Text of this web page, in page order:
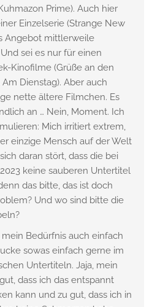
Prime). Auch hier
Einzelserie (Strange New
Angebot mittlerweile
sei es nur für einen
Kinofilme (Grüße an den
Dienstag). Aber auch
nette ältere Filmchen. Es
an … Nein, Moment. Ich
Mich irritiert extrem,
einzige Mensch auf der Welt
daran stört, dass die bei
keine sauberen Untertitel
das bitte, das ist doch
Und wo sind bitte die
Bedürfnis auch einfach
sowas einfach gerne im
Untertiteln. Jaja, mein
dass ich das entspannt
kann und zu gut, dass ich in